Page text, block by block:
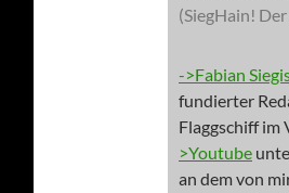
(SiegHain!
->Fabian
fundierter
Flaggschiff
>Youtube
an dem von